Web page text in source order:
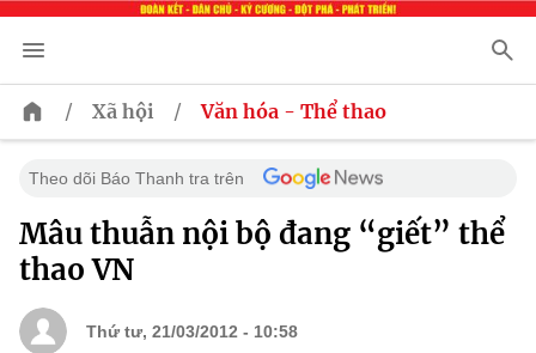
/ Xã hội / Văn hóa - Thể thao
Theo dõi Báo Thanh tra trên
Mâu thuẫn nội bộ đang “giết” thể
thao VN
Thứ tư, 21/03/2012 - 10:58